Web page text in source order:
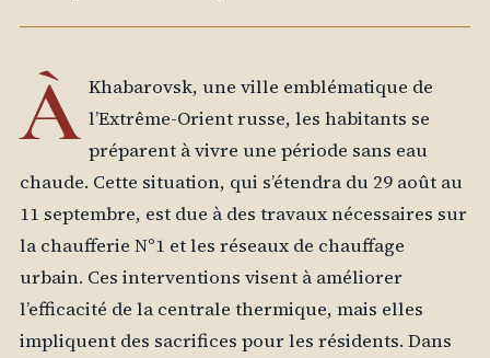
À Khabarovsk, une ville emblématique de
l’Extrême-Orient russe, les habitants se
préparent à vivre une période sans eau
chaude. Cette situation, qui s’étendra du 29 août au
11 septembre, est due à des travaux nécessaires sur
la chaufferie N°1 et les réseaux de chauffage
urbain. Ces interventions visent à améliorer
l’efficacité de la centrale thermique, mais elles
impliquent des sacrifices pour les résidents. Dans